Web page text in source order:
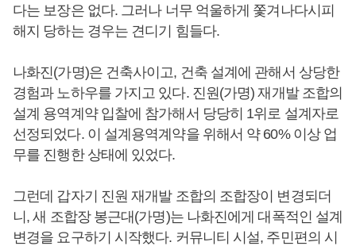
다는 보장은 없다. 그러나 너무 억울하게 쫓겨나다시피
해지 당하는 경우는 견디기 힘들다.
나화진(가명)은 건축사이고, 건축 설계에 관해서 상당한
경험과 노하우를 가지고 있다. 진원(가명) 재개발 조합의
설계 용역계약 입찰에 참가해서 당당히 1위로 설계자로
선정되었다. 이 설계용역계약을 위해서 약 60% 이상 업
무를 진행한 상태에 있었다.
그런데 갑자기 진원 재개발 조합의 조합장이 변경되더
니, 새 조합장 봉근대(가명)는 나화진에게 대폭적인 설계
변경을 요구하기 시작했다. 커뮤니티 시설, 주민편의 시